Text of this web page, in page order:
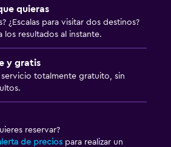
quieras
¿Escalas para visitar dos destinos?
los resultados al instante.
y gratis
servicio totalmente gratuito, sin
reservar?
de precios para realizar un